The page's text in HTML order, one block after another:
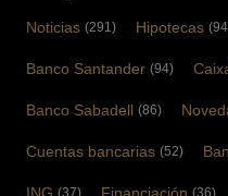
Noticias (291) Hipotecas
Banco Santander (94)
Banco Sabadell (86)
Cuentas bancarias (52)
(37) (36)